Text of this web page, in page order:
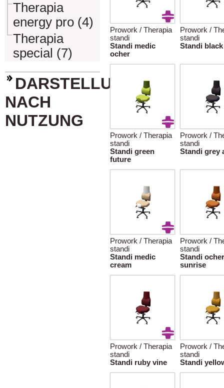
Therapia
energy pro (4)
Therapia
special (7)
DARSTELLUNG
NACH
NUTZUNG
Prowork / Therapia
standi
Standi medic
ocher
Prowork /
standi
Standi
Prowork / Therapia
standi
Standi green
future
Prowork /
standi
Standi grey
Prowork / Therapia
standi
Standi medic
cream
Prowork /
standi
Standi ocher
sunrise
Prowork / Therapia
standi
Standi ruby vine
Prowork /
standi
Standi